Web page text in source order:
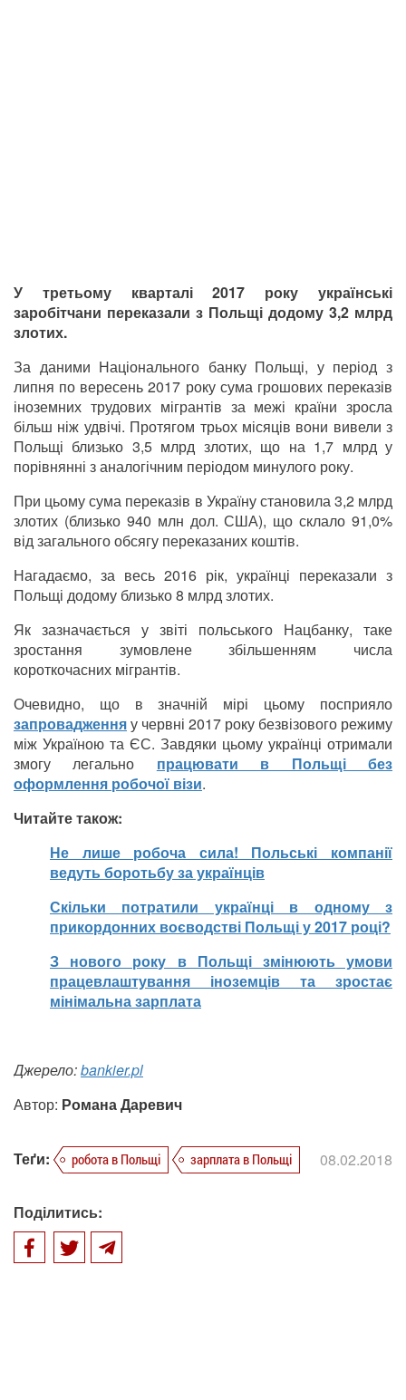
У третьому кварталі 2017 року українські
заробітчани переказали з Польщі додому 3,2 млрд
злотих.
За даними Національного банку Польщі, у період з
липня по вересень 2017 року сума грошових переказів
іноземних трудових мігрантів за межі країни зросла
більш ніж удвічі. Протягом трьох місяців вони вивели з
Польщі близько 3,5 млрд злотих, що на 1,7 млрд у
порівнянні з аналогічним періодом минулого року.
При цьому сума переказів в Україну становила 3,2 млрд
злотих (близько 940 млн дол. США), що склало 91,0%
від загального обсягу переказаних коштів.
Нагадаємо, за весь 2016 рік, українці переказали з
Польщі додому близько 8 млрд злотих.
Як зазначається у звіті польського Нацбанку, таке
зростання зумовлене збільшенням числа
короткочасних мігрантів.
Очевидно, що в значній мірі цьому посприяло
запровадженняу червні 2017 року безвізового режиму
між Україною та ЄС. Завдяки цьому українці отримали
змогу легально працювати в Польщі без
оформлення робочої візи.
Читайте також:
Не лише робоча сила! Польські компанії
ведуть боротьбу за українців
Скільки потратили українці в одному з
прикордонних воєводстві Польщі у 2017 році?
З нового року в Польщі змінюють умови
працевлаштування іноземців та зростає
мінімальна зарплата
Джерело:bankier.pl
Автор: Романа Даревич
Теґи: робота в Польщі зарплата в Польщі 08.02.2018
Поділитись: